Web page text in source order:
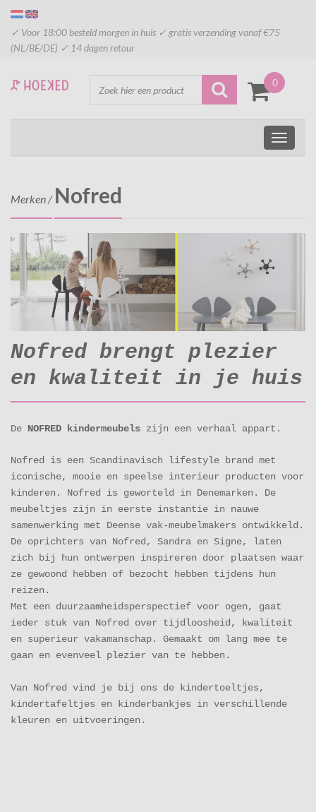
✓ Voor 18:00 besteld morgen in huis ✓ gratis verzending vanaf €75
(NL/BE/DE) ✓ 14 dagen retour
0
Merken/ Nofred
Nofred brengt plezier
en kwaliteit in je huis
De NOFRED kindermeubels zijn een verhaal appart.
Nofred is een Scandinavisch lifestyle brand met
iconische, mooie en speelse interieur producten voor
kinderen. Nofred is geworteld in Denemarken. De
meubeltjes zijn in eerste instantie in nauwe
samenwerking met Deense vak-meubelmakers ontwikkeld.
De oprichters van Nofred, Sandra en Signe, laten
zich bij hun ontwerpen inspireren door plaatsen waar
ze gewoond hebben of bezocht hebben tijdens hun
reizen.
Met een duurzaamheidsperspectief voor ogen, gaat
ieder stuk van Nofred over tijdloosheid, kwaliteit
en superieur vakamanschap. Gemaakt om lang mee te
gaan en evenveel plezier van te hebben.
Van Nofred vind je bij ons de kindertoeltjes,
kindertafeltjes en kinderbankjes in verschillende
kleuren en uitvoeringen.